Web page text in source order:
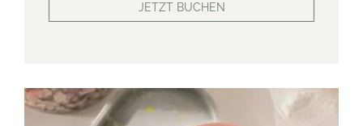
JETZT BUCHEN